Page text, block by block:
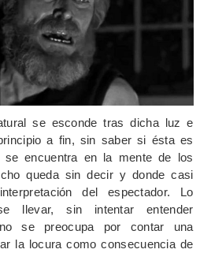
se esconde tras dicha luz e
a fin, sin saber si ésta es
encuentra en la mente de los
queda sin decir y donde casi
del espectador. Lo
llevar, sin intentar entender
se preocupa por contar una
la locura como consecuencia de